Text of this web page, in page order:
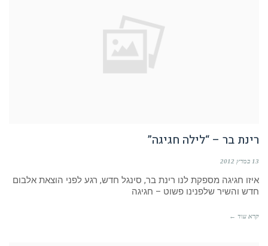
רינת בר – “לילה חגיגה”
13 במרץ 2012
איזו חגיגה מספקת לנו רינת בר, סינגל חדש, רגע לפני הוצאת אלבום
חדש והשיר שלפנינו פשוט – חגיגה
קרא עוד ←